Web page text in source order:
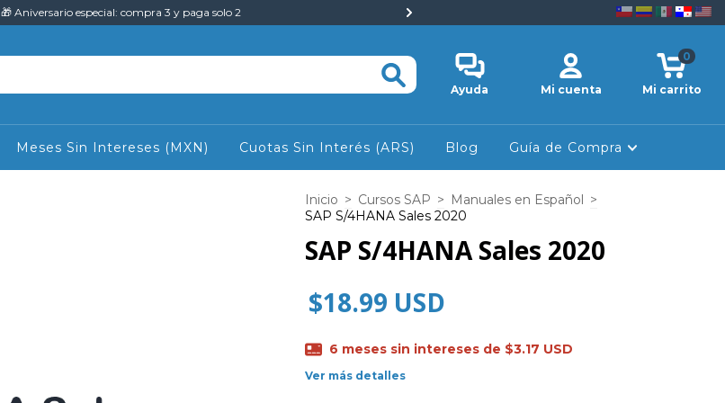
🎁 Aniversario especial: compra 3 y paga solo 2 💡 Descuentos especiales
Ayuda Mi cuenta Mi carrito
0
Meses Sin Intereses (MXN) Cuotas Sin Interés (ARS) Blog Guía de Compra
Inicio > Cursos SAP > Manuales en Español >
SAP S/4HANA Sales 2020
SAP S/4HANA Sales 2020
$18.99 USD
6 meses sin intereses de $3.17 USD
Ver más detalles